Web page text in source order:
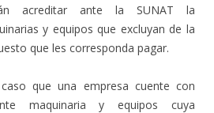
acreditar ante la SUNAT la
y equipos que excluyan de la
que les corresponda pagar.
que una empresa cuente con
maquinaria y equipos cuya